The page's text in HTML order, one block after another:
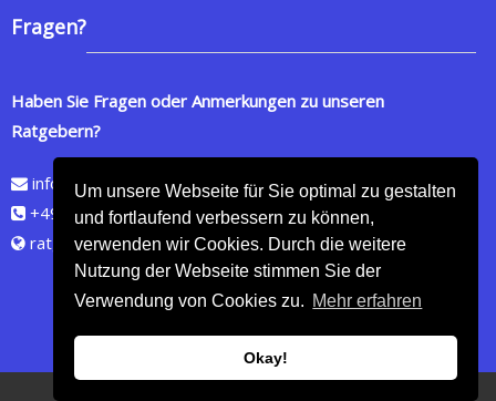
Um unsere Webseite für Sie optimal zu gestalten
und fortlaufend verbessern zu können,
verwenden wir Cookies. Durch die weitere
Nutzung der Webseite stimmen Sie der
Verwendung von Cookies zu. Mehr erfahren
Okay!
Fragen?
Haben Sie Fragen oder Anmerkungen zu unseren
Ratgebern?
info@ratgeberzeit.de
+49 (0)160 2072154
ratgeberzeit.de